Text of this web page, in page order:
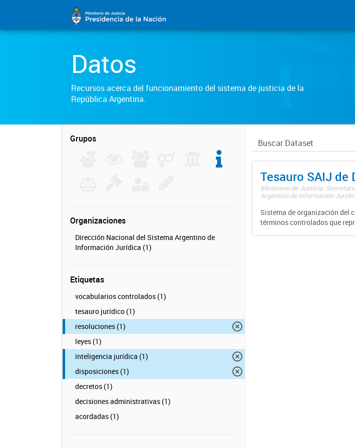
Datos
Recursos acerca del funcionamiento del sistema de justicia de la
República Argentina.
Grupos
Organizaciones
Dirección Nacional del Sistema Argentino de
Información Jurídica (1)
Etiquetas
vocabularios controlados (1)
tesauro jurídico (1)
resoluciones (1)
leyes (1)
inteligencia jurídica (1)
disposiciones (1)
decretos (1)
decisiones administrativas (1)
acordadas (1)
Tesauro SAIJ de
Ministerio de Justicia.
Argentino de Información
Sistema de organización del
términos controlados que